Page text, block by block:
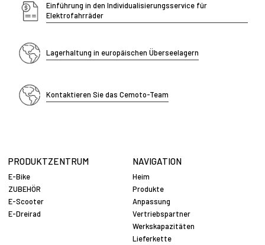
Einführung in den Individualisierungsservice für
Elektrofahrräder
Lagerhaltung in europäischen Überseelagern
Kontaktieren Sie das Cemoto-Team
PRODUKTZENTRUM
E-Bike
ZUBEHÖR
E-Scooter
E-Dreirad
NAVIGATION
Heim
Produkte
Anpassung
Vertriebspartner
Werkskapazitäten
Lieferkette